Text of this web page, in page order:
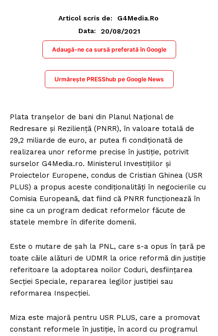
Articol scris de:
G4Media.ro
Data:
20/08/2021
Adaugă-ne ca sursă preferată în Google
Urmărește PRESShub pe Google News
Plata tranșelor de bani din Planul Național de
Redresare și Reziliență (PNRR), în valoare totală de
29,2 miliarde de euro, ar putea fi condiționată de
realizarea unor reforme precise în justiție, potrivit
surselor G4Media.ro. Ministerul Investițiilor și
Proiectelor Europene, condus de Cristian Ghinea (USR
PLUS) a propus aceste condiţionalităţi în negocierile cu
Comisia Europeană, dat fiind că PNRR funcționează în
sine ca un program dedicat reformelor făcute de
statele membre în diferite domenii.
Este o mutare de șah la PNL, care s-a opus în țară pe
toate căile alături de UDMR la orice reformă din justiție
referitoare la adoptarea noilor Coduri, desființarea
Secției Speciale, repararea legilor justiției sau
reformarea Inspecției.
Miza este majoră pentru USR PLUS, care a promovat
constant reformele în justiție, în acord cu programul